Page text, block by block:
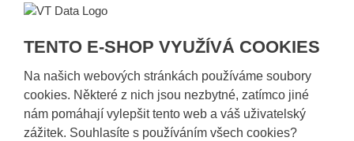
TENTO E-SHOP VYUŽÍVÁ COOKIES
Na našich webových stránkách používáme soubory
cookies. Některé z nich jsou nezbytné, zatímco jiné
nám pomáhají vylepšit tento web a váš uživatelský
zážitek. Souhlasíte s používáním všech cookies?
Obecné informace